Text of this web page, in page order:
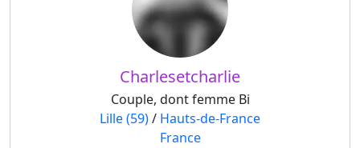
Charlesetcharlie
Couple, dont femme Bi
Lille (59)/ Hauts-de-France
France